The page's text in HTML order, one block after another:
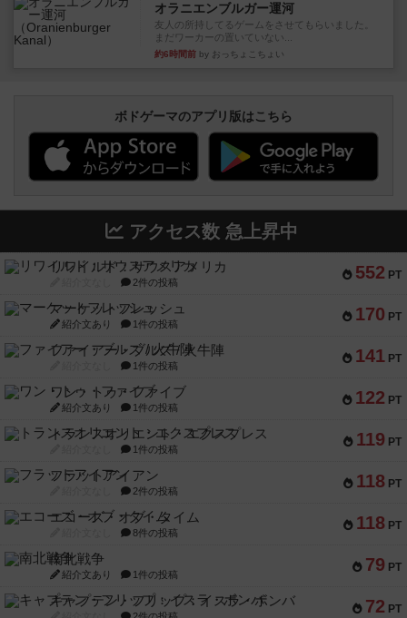
オラニエンブルガー運河
友人の所持してるゲームをさせてもらいました。
まだワーカーの置いていない...
約6時間前 by おっちょこちょい
ボドゲーマのアプリ版はこちら
アクセス数 急上昇中
552 PT
リワイルド：サウスアメリカ
2件の投稿
170 PT
マーケットフレッシュ
紹介文あり 1件の投稿
141 PT
ファイアー・ブルズ / 火牛陣
1件の投稿
122 PT
ワン・トゥ・ファイブ
紹介文あり 1件の投稿
119 PT
トランスオリエント・エクスプレス
1件の投稿
118 PT
フラットアイアン
2件の投稿
118 PT
エコーズ・オブ・タイム
8件の投稿
79 PT
南北戦争
紹介文あり 1件の投稿
72 PT
キャプテン・フリップ：イスラ・ボンバ